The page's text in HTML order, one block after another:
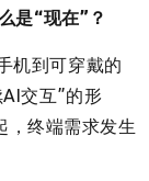
是“现在”？
机到可穿戴的
交互”的形
，终端需求发生